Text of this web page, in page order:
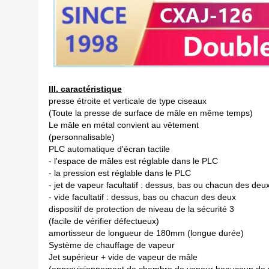
III. caractéristique
presse étroite et verticale de type ciseaux
(Toute la presse de surface de mâle en même temps)
Le mâle en métal convient au vêtement
(personnalisable)
PLC automatique d'écran tactile
- l'espace de mâles est réglable dans le PLC
- la pression est réglable dans le PLC
- jet de vapeur facultatif : dessus, bas ou chacun des
- vide facultatif : dessus, bas ou chacun des deux
dispositif de protection de niveau de la sécurité 3
(facile de vérifier défectueux)
amortisseur de longueur de 180mm (longue durée)
Système de chauffage de vapeur
Jet supérieur + vide de vapeur de mâle